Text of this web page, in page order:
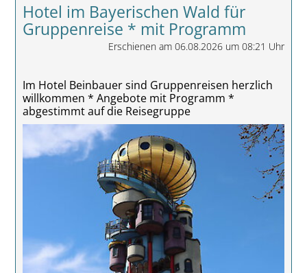
Hotel im Bayerischen Wald für
Gruppenreise * mit Programm
Erschienen am 06.08.2026 um 08:21 Uhr
Im Hotel Beinbauer sind Gruppenreisen herzlich
willkommen * Angebote mit Programm *
abgestimmt auf die Reisegruppe